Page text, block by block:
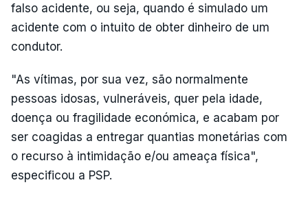
falso acidente, ou seja, quando é simulado um
acidente com o intuito de obter dinheiro de um
condutor.
"As vítimas, por sua vez, são normalmente
pessoas idosas, vulneráveis, quer pela idade,
doença ou fragilidade económica, e acabam por
ser coagidas a entregar quantias monetárias com
o recurso à intimidação e/ou ameaça física",
especificou a PSP.